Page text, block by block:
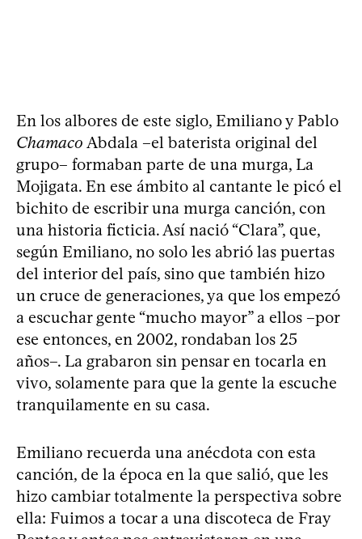
En los albores de este siglo, Emiliano y Pablo
Chamaco Abdala –el baterista original del
grupo– formaban parte de una murga, La
Mojigata. En ese ámbito al cantante le picó el
bichito de escribir una murga canción, con
una historia ficticia. Así nació “Clara”, que,
según Emiliano, no solo les abrió las puertas
del interior del país, sino que también hizo
un cruce de generaciones, ya que los empezó
a escuchar gente “mucho mayor” a ellos –por
ese entonces, en 2002, rondaban los 25
años–. La grabaron sin pensar en tocarla en
vivo, solamente para que la gente la escuche
tranquilamente en su casa.
Emiliano recuerda una anécdota con esta
canción, de la época en la que salió, que les
hizo cambiar totalmente la perspectiva sobre
ella: Fuimos a tocar a una discoteca de Fray